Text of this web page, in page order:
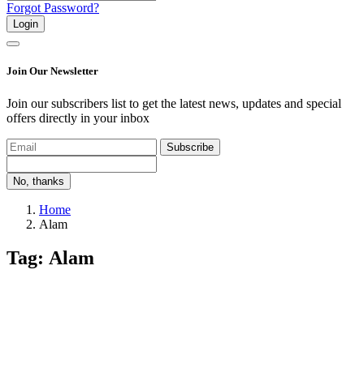
Forgot Password?
Login
Join Our Newsletter
Join our subscribers list to get the latest news, updates and special
offers directly in your inbox
Subscribe
No, thanks
Home
Alam
Tag: Alam